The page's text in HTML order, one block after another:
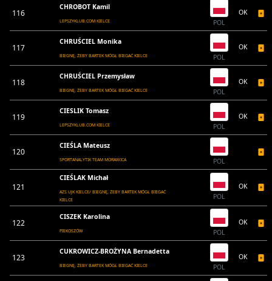
116
CHROBOT Kamil
LEPSZYKLUB.COM KIELCE POL
OK
117
CHRUŚCIEL Monika
BIEGNĘ, ŻEBY BARTEK MÓGŁ BIEGAĆ KIELCE POL
OK
118
CHRUŚCIEL Przemysław
BIEGNĘ, ŻEBY BARTEK MÓGŁ BIEGAĆ KIELCE POL
OK
119
CIESLIK Tomasz
LEPSZYKLUB.COM KIELCE POL
OK
120
CIEŚLA Mateusz
SPORTANALYTIK TEAM MORAWICA POL
121
CIEŚLAK Michał
AZS UJK KIELCE/ BIEGNĘ, ŻEBY BARTEK MÓGŁ BIEGAĆ
KIELCE
POL
OK
122
CISZEK Karolina
PIEKOSZÓW POL
OK
123
CUKROWICZ-BROŻYNA Bernadetta
BIEGNĘ, ŻEBY BARTEK MÓGŁ BIEGAĆ KIELCE POL
OK